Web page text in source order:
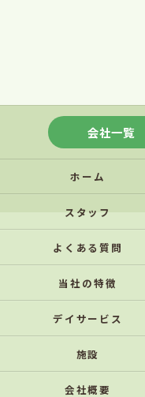
会社一覧
ホーム
スタッフ
よくある質問
当社の特徴
デイサービス
施設
会社概要